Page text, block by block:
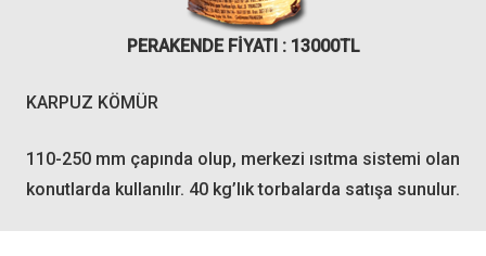
PERAKENDE FİYATI : 13000TL
KARPUZ KÖMÜR
110-250 mm çapında olup, merkezi ısıtma sistemi olan
konutlarda kullanılır. 40 kg’lık torbalarda satışa sunulur.